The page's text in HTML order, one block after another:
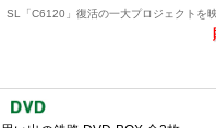
SL「C6120」復活の一大プロジェクトを